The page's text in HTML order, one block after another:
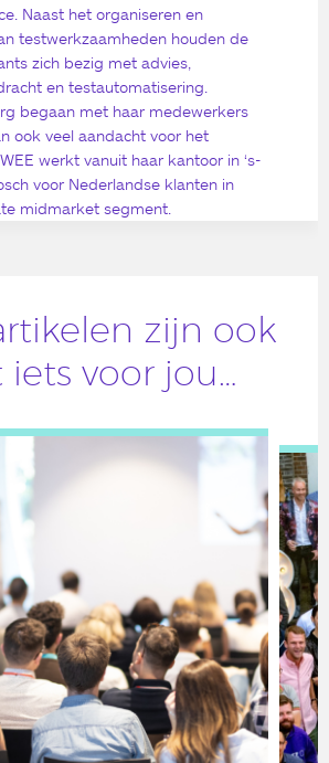
Naast het organiseren en
testwerkzaamheden houden de
zich bezig met advies,
en testautomatisering.
begaan met haar medewerkers
ook veel aandacht voor het
werkt vanuit haar kantoor in ‘s-
voor Nederlandse klanten in
midmarket segment.
zijn ook
iets voor jou…